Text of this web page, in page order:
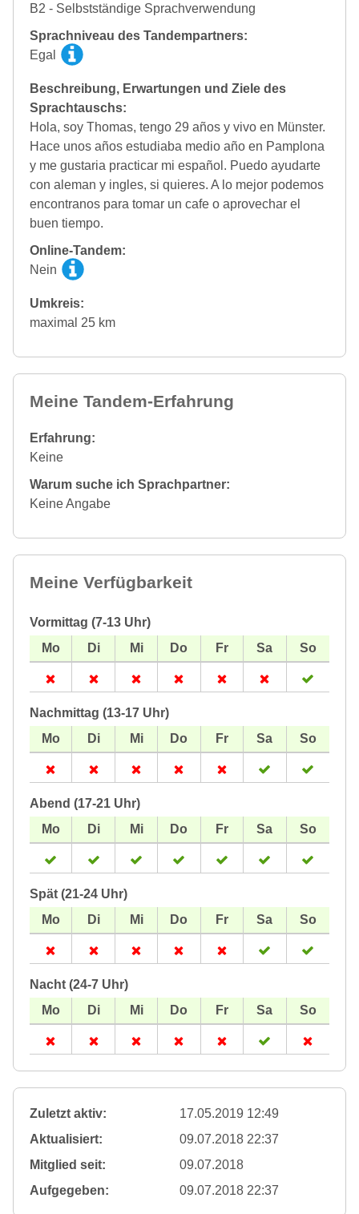
B2 - Selbstständige Sprachverwendung
Sprachniveau des Tandempartners:
Egal
Beschreibung, Erwartungen und Ziele des
Sprachtauschs:
Hola, soy Thomas, tengo 29 años y vivo en Münster.
Hace unos años estudiaba medio año en Pamplona
y me gustaria practicar mi español. Puedo ayudarte
con aleman y ingles, si quieres. A lo mejor podemos
encontranos para tomar un cafe o aprovechar el
buen tiempo.
Online-Tandem:
Nein
Umkreis:
maximal 25 km
Meine Tandem-Erfahrung
Erfahrung:
Keine
Warum suche ich Sprachpartner:
Keine Angabe
Meine Verfügbarkeit
Vormittag (7-13 Uhr)
Nachmittag (13-17 Uhr)
Abend (17-21 Uhr)
Spät (21-24 Uhr)
Nacht (24-7 Uhr)
Zuletzt aktiv:
17.05.2019 12:49
Aktualisiert:
09.07.2018 22:37
Mitglied seit:
09.07.2018
Aufgegeben:
09.07.2018 22:37